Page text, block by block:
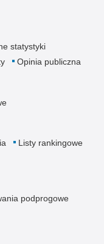
statystyki
Opinia publiczna
Listy rankingowe
podprogowe